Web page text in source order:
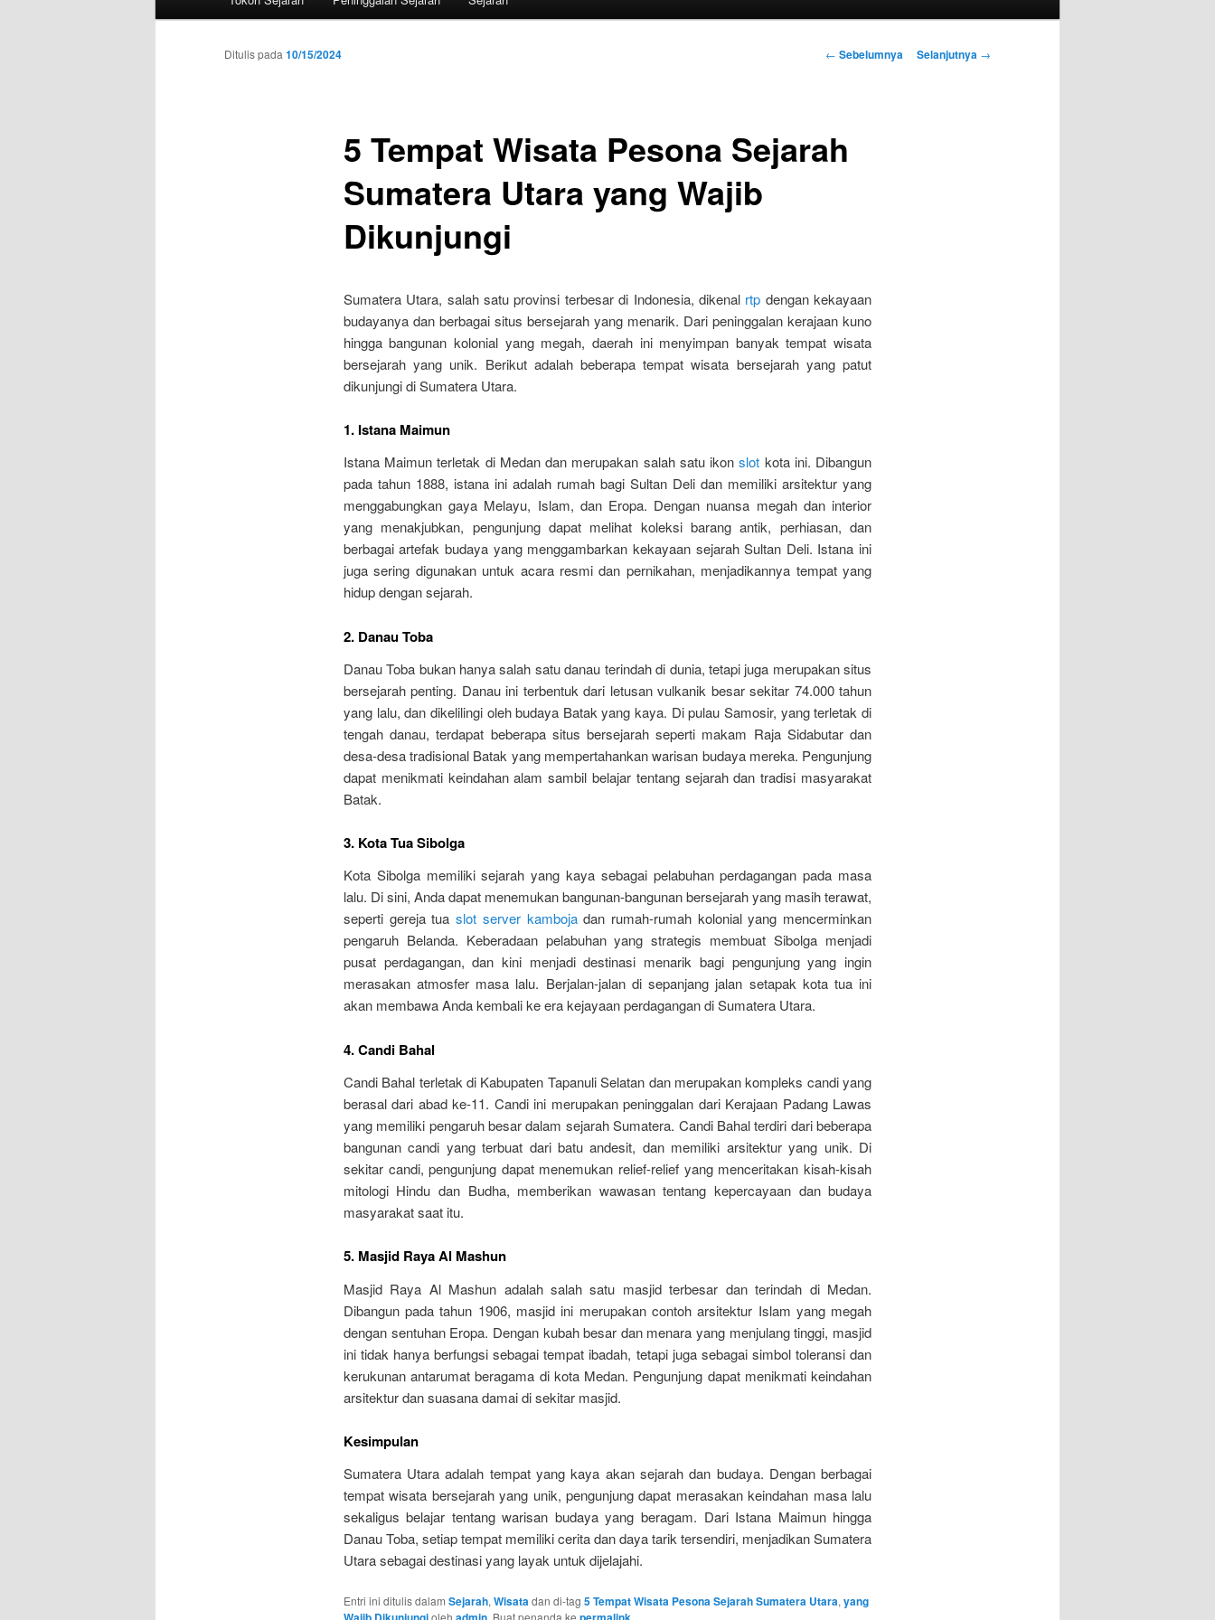
Navigasi
← Sebelumnya Selanjutnya →
5 Tempat Wisata Pesona Sejarah
Sumatera Utara yang Wajib
Dikunjungi
Ditulis pada10/15/2024
Sumatera Utara, salah satu provinsi terbesar di Indonesia, dikenal rtp dengan kekayaan
budayanya dan berbagai situs bersejarah yang menarik. Dari peninggalan kerajaan kuno
hingga bangunan kolonial yang megah, daerah ini menyimpan banyak tempat wisata
bersejarah yang unik. Berikut adalah beberapa tempat wisata bersejarah yang patut
dikunjungi di Sumatera Utara.
1. Istana Maimun
Istana Maimun terletak di Medan dan merupakan salah satu ikonslot kota ini. Dibangun
pada tahun 1888, istana ini adalah rumah bagi Sultan Deli dan memiliki arsitektur yang
menggabungkan gaya Melayu, Islam, dan Eropa. Dengan nuansa megah dan interior
yang menakjubkan, pengunjung dapat melihat koleksi barang antik, perhiasan, dan
berbagai artefak budaya yang menggambarkan kekayaan sejarah Sultan Deli. Istana ini
juga sering digunakan untuk acara resmi dan pernikahan, menjadikannya tempat yang
hidup dengan sejarah.
2. Danau Toba
Danau Toba bukan hanya salah satu danau terindah di dunia, tetapi juga merupakan situs
bersejarah penting. Danau ini terbentuk dari letusan vulkanik besar sekitar 74.000 tahun
yang lalu, dan dikelilingi oleh budaya Batak yang kaya. Di pulau Samosir, yang terletak di
tengah danau, terdapat beberapa situs bersejarah seperti makam Raja Sidabutar dan
desa-desa tradisional Batak yang mempertahankan warisan budaya mereka. Pengunjung
dapat menikmati keindahan alam sambil belajar tentang sejarah dan tradisi masyarakat
Batak.
3. Kota Tua Sibolga
Kota Sibolga memiliki sejarah yang kaya sebagai pelabuhan perdagangan pada masa
lalu. Di sini, Anda dapat menemukan bangunan-bangunan bersejarah yang masih terawat,
seperti gereja tuaslot server kambojadan rumah-rumah kolonial yang mencerminkan
pengaruh Belanda. Keberadaan pelabuhan yang strategis membuat Sibolga menjadi
pusat perdagangan, dan kini menjadi destinasi menarik bagi pengunjung yang ingin
merasakan atmosfer masa lalu. Berjalan-jalan di sepanjang jalan setapak kota tua ini
akan membawa Anda kembali ke era kejayaan perdagangan di Sumatera Utara.
4. Candi Bahal
Candi Bahal terletak di Kabupaten Tapanuli Selatan dan merupakan kompleks candi yang
berasal dari abad ke-11. Candi ini merupakan peninggalan dari Kerajaan Padang Lawas
yang memiliki pengaruh besar dalam sejarah Sumatera. Candi Bahal terdiri dari beberapa
bangunan candi yang terbuat dari batu andesit, dan memiliki arsitektur yang unik. Di
sekitar candi, pengunjung dapat menemukan relief-relief yang menceritakan kisah-kisah
mitologi Hindu dan Budha, memberikan wawasan tentang kepercayaan dan budaya
masyarakat saat itu.
5. Masjid Raya Al Mashun
Masjid Raya Al Mashun adalah salah satu masjid terbesar dan terindah di Medan.
Dibangun pada tahun 1906, masjid ini merupakan contoh arsitektur Islam yang megah
dengan sentuhan Eropa. Dengan kubah besar dan menara yang menjulang tinggi, masjid
ini tidak hanya berfungsi sebagai tempat ibadah, tetapi juga sebagai simbol toleransi dan
kerukunan antarumat beragama di kota Medan. Pengunjung dapat menikmati keindahan
arsitektur dan suasana damai di sekitar masjid.
Kesimpulan
Sumatera Utara adalah tempat yang kaya akan sejarah dan budaya. Dengan berbagai
tempat wisata bersejarah yang unik, pengunjung dapat merasakan keindahan masa lalu
sekaligus belajar tentang warisan budaya yang beragam. Dari Istana Maimun hingga
Danau Toba, setiap tempat memiliki cerita dan daya tarik tersendiri, menjadikan Sumatera
Utara sebagai destinasi yang layak untuk dijelajahi.
Entri ini ditulis dalam Sejarah,Wisatadan di-tag 5 Tempat Wisata Pesona Sejarah Sumatera Utara,yang